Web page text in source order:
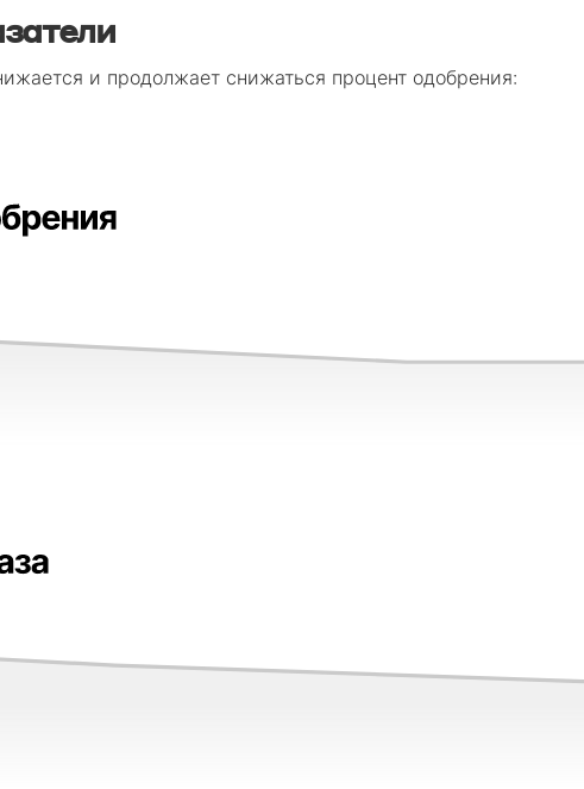
и продолжает снижаться процент одобрения: